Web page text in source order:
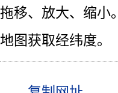
拖移、放大、缩小
地图获取经纬度。